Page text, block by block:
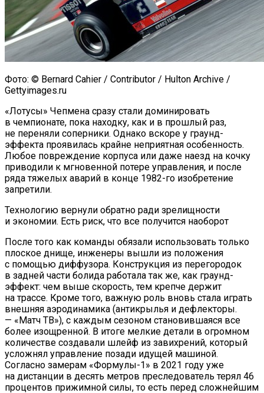
Фото: © Bernard Cahier / Contributor / Hulton Archive /
Gettyimages.ru
«Лотусы» Чепмена сразу стали доминировать
в чемпионате, пока находку, как и в прошлый раз,
не переняли соперники. Однако вскоре у граунд-
эффекта проявилась крайне неприятная особенность.
Любое повреждение корпуса или даже наезд на кочку
приводили к мгновенной потере управления, и после
ряда тяжелых аварий в конце 1982-го изобретение
запретили.
Технологию вернули обратно ради зрелищности
и экономии. Есть риск, что все получится наоборот
После того как команды обязали использовать только
плоское днище, инженеры вышли из положения
с помощью диффузора. Конструкция из перегородок
в задней части болида работала так же, как граунд-
эффект: чем выше скорость, тем крепче держит
на трассе. Кроме того, важную роль вновь стала играть
внешняя аэродинамика (антикрылья и дефлекторы.
— «Матч ТВ»), с каждым сезоном становившаяся все
более изощренной. В итоге мелкие детали в огромном
количестве создавали шлейф из завихрений, который
усложнял управление позади идущей машиной.
Согласно замерам «Формулы-1» в 2021 году уже
на дистанции в десять метров преследователь терял 46
процентов прижимной силы, то есть перед сложнейшим